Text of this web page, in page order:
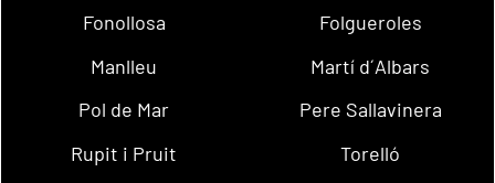
Fonollosa
Folgueroles
Manlleu
Martí d´Albars
Pol de Mar
Pere Sallavinera
Rupit i Pruit
Torelló